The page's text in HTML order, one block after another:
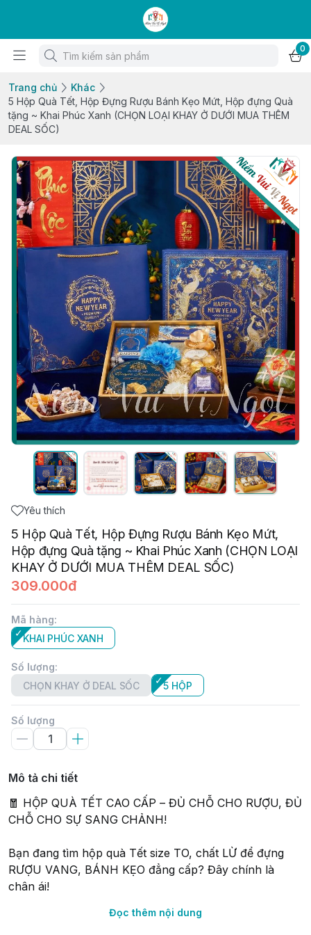
0
Trang chủ
Khác
5 Hộp Quà Tết, Hộp Đựng Rượu Bánh Kẹo Mứt, Hộp đựng Quà
tặng ~ Khai Phúc Xanh (CHỌN LOẠI KHAY Ở DƯỚI MUA THÊM
DEAL SỐC)
Yêu thích
5 Hộp Quà Tết, Hộp Đựng Rượu Bánh Kẹo Mứt,
Hộp đựng Quà tặng ~ Khai Phúc Xanh (CHỌN LOẠI
KHAY Ở DƯỚI MUA THÊM DEAL SỐC)
309.000đ
Mã hàng:
KHAI PHÚC XANH
Số lượng:
CHỌN KHAY Ở DEAL SỐC
5 HỘP
Số lượng
Mô tả chi tiết
🧧 HỘP QUÀ TẾT CAO CẤP – ĐỦ CHỖ CHO RƯỢU, ĐỦ
CHỖ CHO SỰ SANG CHẢNH!
Bạn đang tìm hộp quà Tết size TO, chất LỪ để đựng
RƯỢU VANG, BÁNH KẸO đẳng cấp? Đây chính là
chân ái!
✨ Hộp Carton bồi cứng cáp → Đựng quà "nặng ký"
Đọc thêm nội dung